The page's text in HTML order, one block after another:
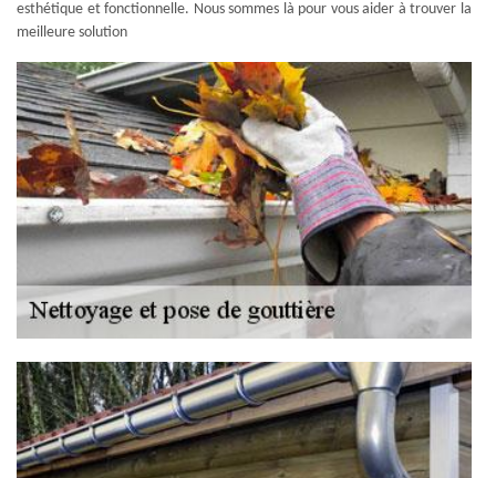
esthétique et fonctionnelle. Nous sommes là pour vous aider à trouver la
meilleure solution